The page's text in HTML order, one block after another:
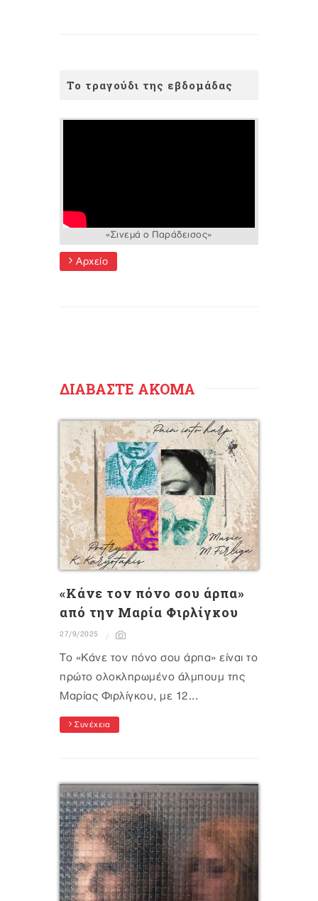
Το τραγούδι της εβδομάδας
«Σινεμά ο Παράδεισος»
Αρχείο
ΔΙΑΒΑΣΤΕ ΑΚΟΜΑ
«Κάνε τον πόνο σου άρπα»
από την Μαρία Φιρλίγκου
27/9/2025
Το «Κάνε τον πόνο σου άρπα» είναι το
πρώτο ολοκληρωμένο άλμπουμ της
Μαρίας Φιρλίγκου, με 12...
Συνέχεια